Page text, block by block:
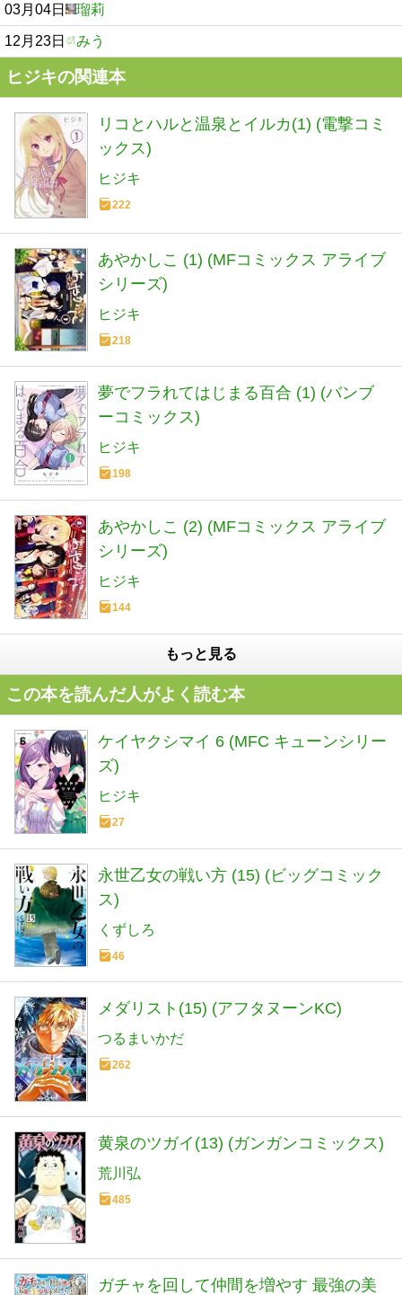
03月04日 瑠莉
12月23日 みう
ヒジキの関連本
リコとハルと温泉とイルカ(1) (電撃コミ
ックス)
ヒジキ
222
あやかしこ (1) (MFコミックス アライブ
シリーズ)
ヒジキ
218
夢でフラれてはじまる百合 (1) (バンブ
ーコミックス)
ヒジキ
198
あやかしこ (2) (MFコミックス アライブ
シリーズ)
ヒジキ
144
もっと見る
この本を読んだ人がよく読む本
ケイヤクシマイ 6 (MFC キューンシリー
ズ)
ヒジキ
27
永世乙女の戦い方 (15) (ビッグコミック
ス)
くずしろ
46
メダリスト(15) (アフタヌーンKC)
つるまいかだ
262
黄泉のツガイ(13) (ガンガンコミックス)
荒川弘
485
ガチャを回して仲間を増やす 最強の美